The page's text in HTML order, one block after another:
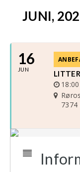
JUNI,
16
JUN
7374